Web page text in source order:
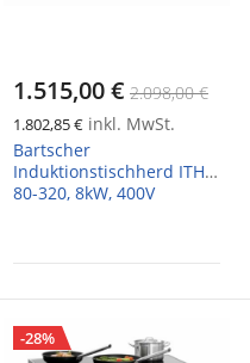
1.515,00 € 2.098,00 €
1.802,85 € inkl. MwSt.
Bartscher
Induktionstischherd ITH
80-320, 8kW, 400V
-28%